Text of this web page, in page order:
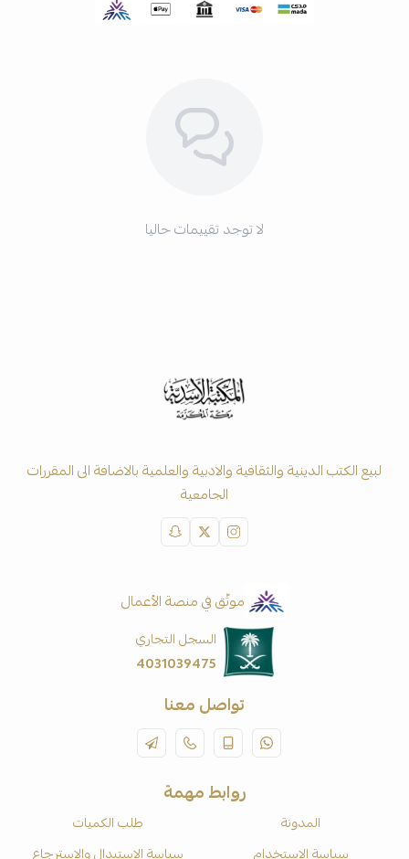
لا توجد تقييمات حاليا
لبيع الكتب الدينية والثقافية والادبية والعلمية بالاضافة الى المقررات
الجامعية
موثّق في منصة الأعمال
السجل التجاري
4031039475
تواصل معنا
روابط مهمة
المدونة
طلب الكميات
سياسة الاستخدام
سياسة الاستبدال والاسترجاع